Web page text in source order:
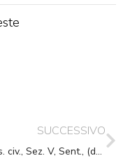
SUCCESSIVO
Cass. civ., Sez. V, Sent., (data ud. 10/10/2019) 10/12/2019, n. 32203